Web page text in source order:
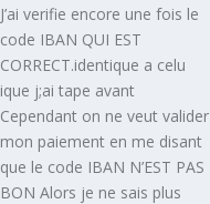
J’ai verifie encore une fois le
code IBAN QUI EST
CORRECT.identique a celu
ique j;ai tape avant
Cependant on ne veut valider
mon paiement en me disant
que le code IBAN N’EST PAS
BON Alors je ne sais plus